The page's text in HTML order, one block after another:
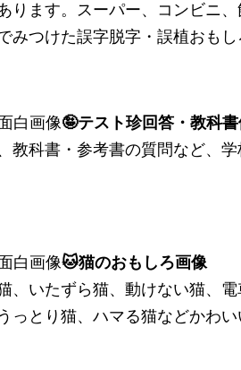
ります。スーパー、コンビニ
みつけた誤字脱字・誤植おも
白画像🤪テスト珍回答・教科
教科書・参考書の質問など、
白画像🐱猫のおもしろ画像
、いたずら猫、動けない猫、
っとり猫、ハマる猫などかわ